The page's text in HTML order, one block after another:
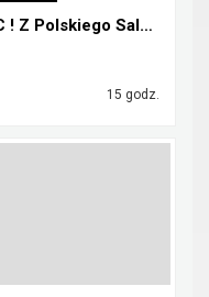
Mercedes G 400 d 9G-TRONIC ! Z Polskiego Salonu ! ...
15 godz.